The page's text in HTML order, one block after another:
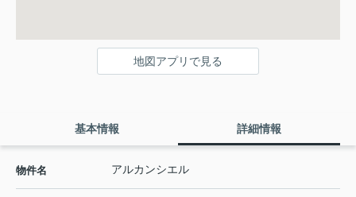
地図アプリで見る
基本情報 詳細情報
物件名 アルカンシエル